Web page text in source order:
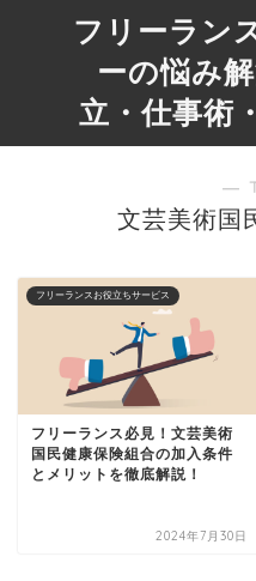
フリーラン
ーの悩み
立・仕事術
―
文芸美術国
フリーランスお役立ちサービス
フリーランス必見！文芸美術
国民健康保険組合の加入条件
とメリットを徹底解説！
2024年7月30日